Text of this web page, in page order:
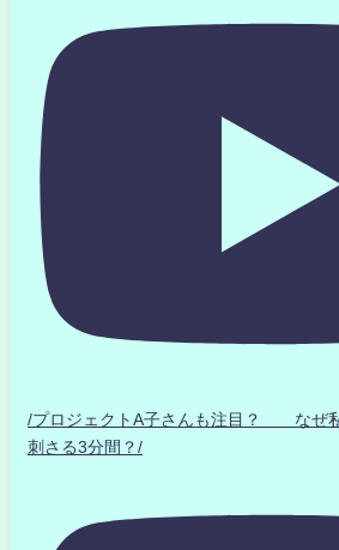
/プロジェクトA子さんも注目？ なぜ
刺さる3分間？/